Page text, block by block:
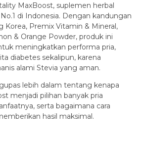
MaxBoost, suplemen herbal
di Indonesia. Dengan kandungan
Korea, Premix Vitamin & Mineral,
& Orange Powder, produk ini
meningkatkan performa pria,
diabetes sekalipun, karena
alami Stevia yang aman.
lebih dalam tentang kenapa
menjadi pilihan banyak pria
serta bagaimana cara
hasil maksimal.